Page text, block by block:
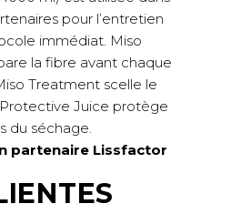
pour l’entretien
immédiat. Miso
la fibre avant chaque
Treatment scelle le
Juice protège
du séchage.
partenaire Lissfactor